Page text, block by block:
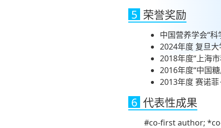
5 荣誉奖励
中国营养学会“
2024年度 复旦
2018年度“上海
2016年度“中国
2013年度 赛诺
6 代表性成果
#co-first author;